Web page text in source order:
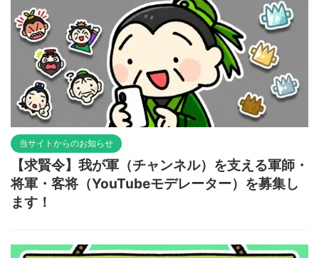
当サイトからのお知らせ
【求賢令】我が軍（チャンネル）を支える軍師・
将軍・客将（YouTubeモデレーター）を募集し
ます！